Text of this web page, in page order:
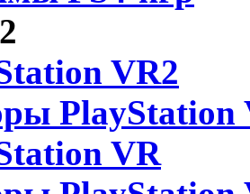
VR2
PlayStation
VR